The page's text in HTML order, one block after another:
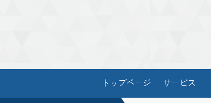
トップページ サービス